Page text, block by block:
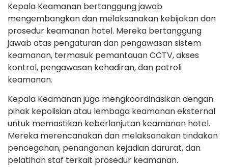
Kepala Keamanan bertanggung jawab
mengembangkan dan melaksanakan kebijakan dan
prosedur keamanan hotel. Mereka bertanggung
jawab atas pengaturan dan pengawasan sistem
keamanan, termasuk pemantauan CCTV, akses
kontrol, pengawasan kehadiran, dan patroli
keamanan.
Kepala Keamanan juga mengkoordinasikan dengan
pihak kepolisian atau lembaga keamanan eksternal
untuk memastikan keberlanjutan keamanan hotel.
Mereka merencanakan dan melaksanakan tindakan
pencegahan, penanganan kejadian darurat, dan
pelatihan staf terkait prosedur keamanan.